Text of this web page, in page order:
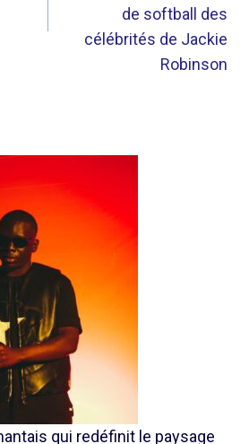
de softball des
célébrités de Jackie
Robinson
qui redéfinit le paysage